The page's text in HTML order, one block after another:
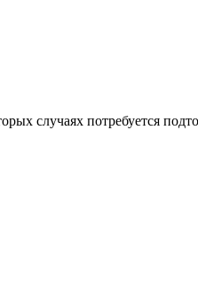
случаях потребуется